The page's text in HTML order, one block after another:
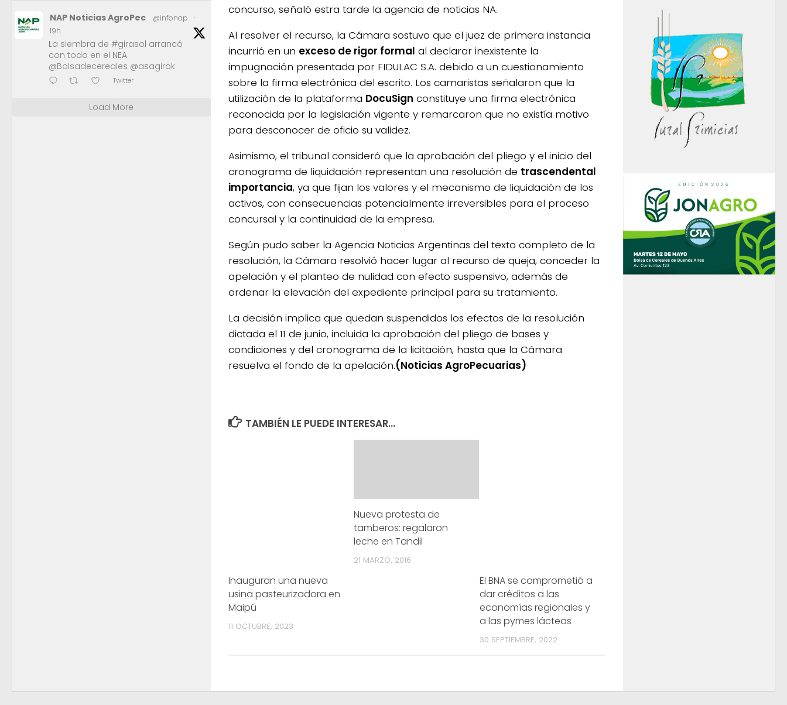
concurso, señaló estra tarde la agencia de noticias NA.
Al resolver el recurso, la Cámara sostuvo que el juez de primera instancia
incurrió en un exceso de rigor formal al declarar inexistente la
impugnación presentada por FIDULAC S.A. debido a un cuestionamiento
sobre la firma electrónica del escrito. Los camaristas señalaron que la
utilización de la plataforma DocuSign constituye una firma electrónica
reconocida por la legislación vigente y remarcaron que no existía motivo
para desconocer de oficio su validez.
Asimismo, el tribunal consideró que la aprobación del pliego y el inicio del
cronograma de liquidación representan una resolución de trascendental
importancia, ya que fijan los valores y el mecanismo de liquidación de los
activos, con consecuencias potencialmente irreversibles para el proceso
concursal y la continuidad de la empresa.
Según pudo saber la Agencia Noticias Argentinas del texto completo de la
resolución, la Cámara resolvió hacer lugar al recurso de queja, conceder la
apelación y el planteo de nulidad con efecto suspensivo, además de
ordenar la elevación del expediente principal para su tratamiento.
La decisión implica que quedan suspendidos los efectos de la resolución
dictada el 11 de junio, incluida la aprobación del pliego de bases y
condiciones y del cronograma de la licitación, hasta que la Cámara
resuelva el fondo de la apelación.(Noticias AgroPecuarias)
TAMBIÉN LE PUEDE INTERESAR...
Inauguran una nueva
usina pasteurizadora en
Maipú
11 OCTUBRE, 2023
Nueva protesta de
tamberos: regalaron
leche en Tandil
21 MARZO, 2016
El BNA se comprometió a
dar créditos a las
economías regionales y
a las pymes lácteas
30 SEPTIEMBRE, 2022
NAP Noticias AgroPec @infonap
·
19h
La siembra de #girasol arrancó
con todo en el NEA
@Bolsadecereales @asagirok
Twitter
Load More